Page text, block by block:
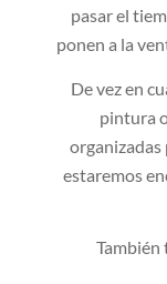
pasar el
ponen a la
De vez en
pintura
estaremos
También